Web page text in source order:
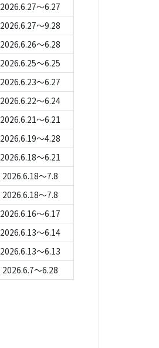
2026.6.27～6.27
2026.6.27～9.28
2026.6.26～6.28
2026.6.25～6.25
2026.6.23～6.27
2026.6.22～6.24
2026.6.21～6.21
2026.6.19～4.28
2026.6.18～6.21
2026.6.18～7.8
2026.6.18～7.8
2026.6.16～6.17
2026.6.13～6.14
2026.6.13～6.13
2026.6.7～6.28